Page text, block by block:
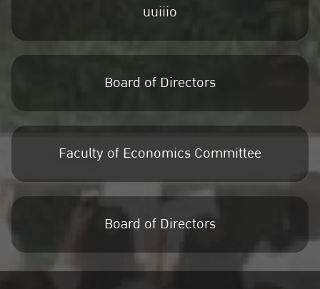
uuiiio
Board of Directors
Faculty of Economics Committee
Board of Directors